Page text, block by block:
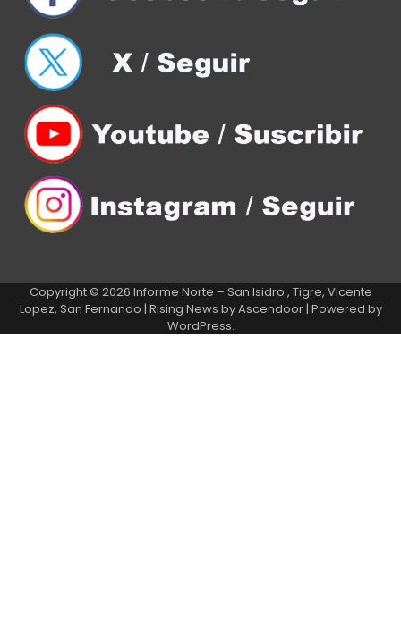
Copyright © 2026 Informe Norte – San Isidro , Tigre, Vicente
Lopez, San Fernando | Rising News byAscendoor| Powered by
WordPress.